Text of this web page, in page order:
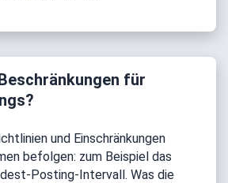
für
und Einschränkungen
befolgen: zum Beispiel das
Posting-Intervall. Was die